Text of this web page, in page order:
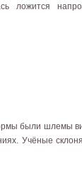
ложится
были шлемы
Учёные